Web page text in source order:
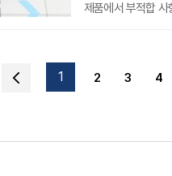
제품에서 부적합 사
다른
1 2 3 4